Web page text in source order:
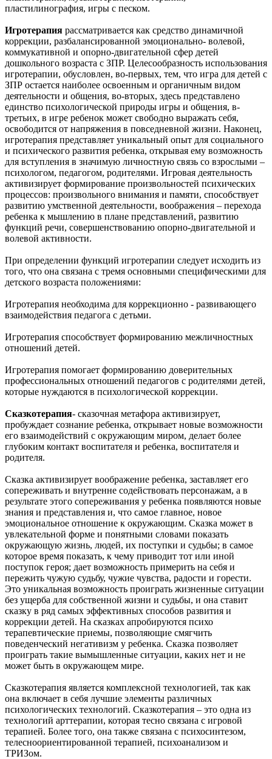
пластилинография, игры с песком.
Игротерапия рассматривается как средство динамичной
коррекции, разбалансированной эмоционально- волевой,
коммукативной и опорно-двигательной сфер детей
дошкольного возраста с ЗПР. Целесообразность использования
игротерапии, обусловлен, во-первых, тем, что игра для детей с
ЗПР остается наиболее освоенным и органичным видом
деятельности и общения, во-вторых, здесь представлено
единство психологической природы игры и общения, в-
третьих, в игре ребенок может свободно выражать себя,
освободится от напряжения в повседневной жизни. Наконец,
игротерапия представляет уникальный опыт для социального
и психического развития ребенка, открывая ему возможность
для вступления в значимую личностную связь со взрослыми –
психологом, педагогом, родителями. Игровая деятельность
активизирует формирование произвольностей психических
процессов: произвольного внимания и памяти, способствует
развитию умственной деятельности, воображения – перехода
ребенка к мышлению в плане представлений, развитию
функций речи, совершенствованию опорно-двигательной и
волевой активности.
При определении функций игротерапии следует исходить из
того, что она связана с тремя основными специфическими для
детского возраста положениями:
Игротерапия необходима для коррекционно - развивающего
взаимодействия педагога с детьми.
Игротерапия способствует формированию межличностных
отношений детей.
Игротерапия помогает формированию доверительных
профессиональных отношений педагогов с родителями детей,
которые нуждаются в психологической коррекции.
Сказкотерапия- сказочная метафора активизирует,
пробуждает сознание ребенка, открывает новые возможности
его взаимодействий с окружающим миром, делает более
глубоким контакт воспитателя и ребенка, воспитателя и
родителя.
Сказка активизирует воображение ребенка, заставляет его
сопереживать и внутренне содействовать персонажам, а в
результате этого сопереживания у ребенка появляются новые
знания и представления и, что самое главное, новое
эмоциональное отношение к окружающим. Сказка может в
увлекательной форме и понятными словами показать
окружающую жизнь, людей, их поступки и судьбы; в самое
которое время показать, к чему приводит тот или иной
поступок героя; дает возможность примерить на себя и
пережить чужую судьбу, чужие чувства, радости и горести.
Это уникальная возможность проиграть жизненные ситуации
без ущерба для собственной жизни и судьбы, и она ставит
сказку в ряд самых эффективных способов развития и
коррекции детей. На сказках апробируются психо
терапевтические приемы, позволяющие смягчить
поведенческий негативизм у ребенка. Сказка позволяет
проиграть такие вымышленные ситуации, каких нет и не
может быть в окружающем мире.
Сказкотерапия является комплексной технологией, так как
она включает в себя лучшие элементы различных
психологических технологий. Сказкотерапия – это одна из
технологий арттерапии, которая тесно связана с игровой
терапией. Более того, она также связана с психосинтезом,
телесноориентированной терапией, психоанализом и
ТРИЗом.